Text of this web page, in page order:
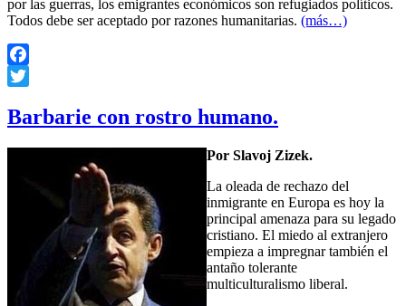
por las guerras, los emigrantes económicos son refugiados políticos.
Todos debe ser aceptado por razones humanitarias. (más…)
Facebook
Barbarie con rostro humano.
Por Slavoj Zizek.
La oleada de rechazo del
inmigrante en Europa es hoy la
principal amenaza para su legado
cristiano. El miedo al extranjero
empieza a impregnar también el
antaño tolerante
multiculturalismo liberal.